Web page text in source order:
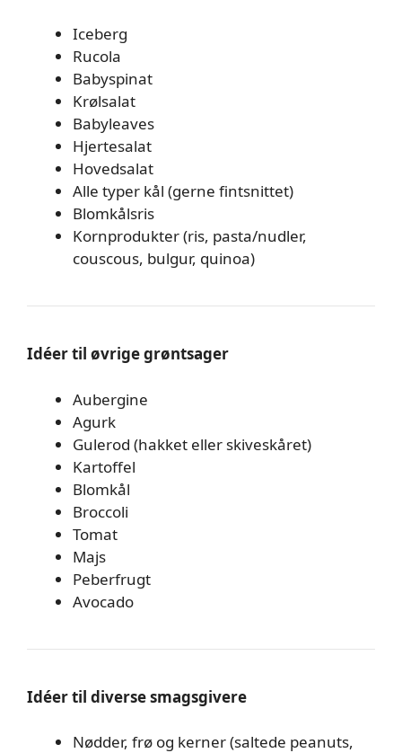
Iceberg
Rucola
Babyspinat
Krølsalat
Babyleaves
Hjertesalat
Hovedsalat
Alle typer kål (gerne fintsnittet)
Blomkålsris
Kornprodukter (ris, pasta/nudler,
couscous, bulgur, quinoa)
Idéer til øvrige grøntsager
Aubergine
Agurk
Gulerod (hakket eller skiveskåret)
Kartoffel
Blomkål
Broccoli
Tomat
Majs
Peberfrugt
Avocado
Idéer til diverse smagsgivere
Nødder, frø og kerner (saltede peanuts,